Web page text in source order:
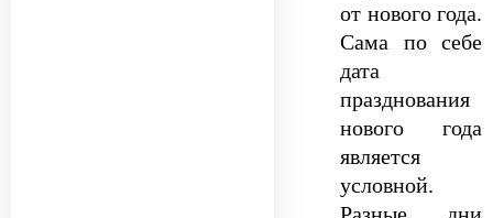
от нового года.
Сама по себе
дата
празднования
нового года
является
условной.